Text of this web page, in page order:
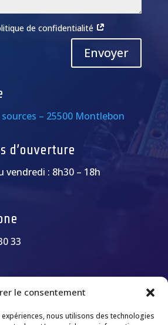
le consentement
nous utilisons des technologies
de confidentialité
Envoyer
– 25500 Montlebon
d’ouverture
vendredi : 8h30 – 18h
33